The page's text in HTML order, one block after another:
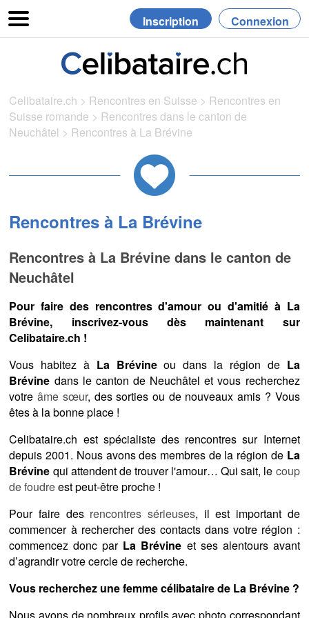
Inscription Connexion
Celibataire.ch > Rencontres en Suisse > Rencontres en
Suisse romande > Rencontres dans le canton de
Neuchâtel > Rencontres à La Brévine
Rencontres à La Brévine
Rencontres à La Brévine dans le canton de
Neuchâtel
Pour faire des rencontres d'amour ou d'amitié à La
Brévine, inscrivez-vous dès maintenant sur
Celibataire.ch !
Vous habitez à La Brévineou dans la région de La
Brévine dans le canton de Neuchâtel et vous recherchez
votreâme sœur, des sorties ou de nouveaux amis ? Vous
êtes à la bonne place !
Celibataire.ch est spécialiste des rencontres sur Internet
depuis 2001. Nous avons des membres de la région de La
Brévine qui attendent de trouver l'amour… Qui sait, le coup
de foudreest peut-être proche !
Pour faire des rencontres sérieuses, il est important de
commencer à rechercher des contacts dans votre région :
commencez donc par La Brévine et ses alentours avant
d’agrandir votre cercle de recherche.
Vous recherchez une femme célibataire de La Brévine ?